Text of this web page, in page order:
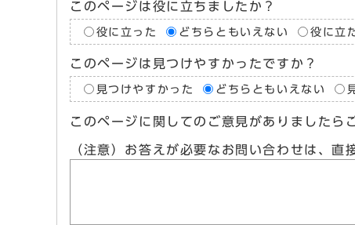
このページは役に立ちましたか？
役に立った どちらともいえない 役に立
このページは見つけやすかったですか？
見つけやすかった どちらともいえない
このページに関してのご意見がありましたら
（注意）お答えが必要なお問い合わせは、